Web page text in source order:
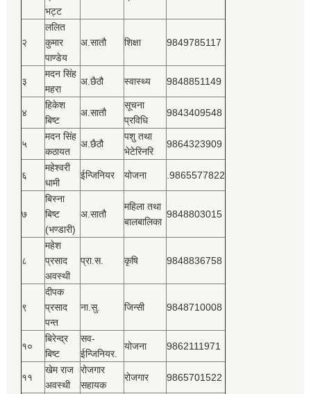
भट्ट
२
ललित
कुमार
पाण्डेय
अ.सातौ शिक्षा 9849785117
३
मदन सिंह
महरा
अ.छैठौ स्वास्थ्य 9848851149
४
हिकेश
बिष्‍ट
अ.सातौ
सूचना
प्रविधि
9843409548
५
मदन सिंह
कठायत
अ.छैठौ
पशु तथा
भेटेरिनरि
9864323909
६
महेश्‍वरी
धामी
ईन्जिनियर योजना .9865577822
७
बिस्‍ना
बिष्‍ट
(भण्डारी)
अ.सातौ
महिला तथा
बालबालिका
9848803015
८
महेश
प्रसाद
अवस्थी
प्रा.स. कृषि 9848836758
९
दीपक
प्रसाद
पन्त
ना.सु. जिन्सी 9848710008
१०
बिरेन्द्र
बिष्‍ट
सव-
ईन्जिनियर.
योजना 9862111971
११
खेम राज
अवस्थी
रोजगार
सहायक
रोजगार 9865701522